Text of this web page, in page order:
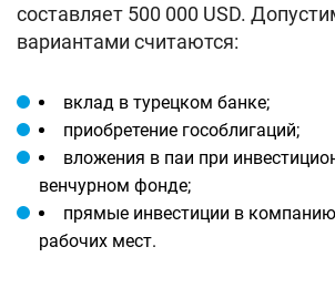
составляет 500 000 USD.
вариантами считаются:
вклад в турецком банке;
приобретение гособлигаций;
вложения в паи при
венчурном фонде;
прямые инвестиции в
рабочих мест.